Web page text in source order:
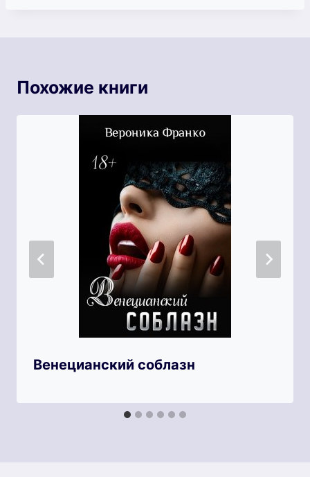
Похожие книги
Венецианский соблазн